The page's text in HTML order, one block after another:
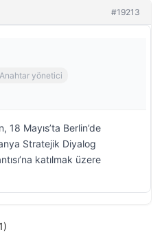
#19213
Anahtar yönetici
18 Mayıs’ta Berlin’de
Stratejik Diyalog
katılmak üzere